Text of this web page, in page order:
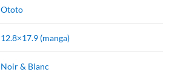
Ototo
12.8×17.9 (manga)
Noir & Blanc